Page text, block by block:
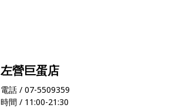
左營巨蛋店
電話 / 07-5509359
時間 / 11:00-21:30